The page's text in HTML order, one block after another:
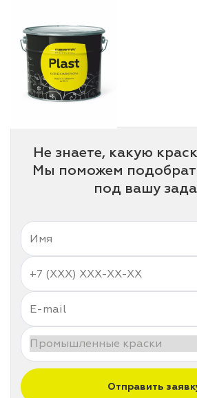
Не знаете, какую
Мы поможем
под вашу
Отправить